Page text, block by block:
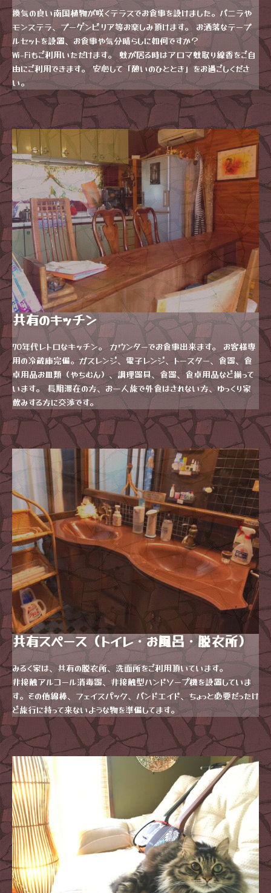
換気の良い南国植物が咲くテラスでお食事を設けました。バニラや
モンステラ、ブーゲンビリア等お楽しみ頂けます。 お洒落なテーブ
ルセットを設置、お食事や気分晴らしに如何ですか？
Wi-Fiもご利用いただけます。 蚊が居る時はアロマ蚊取り線香をご自
由にご利用できます。 安心して「憩いのひととき」をお過ごしくださ
い。
共有のキッチン
70年代レトロなキッチン。 カウンターでお食事出来ます。 お客様専
用の冷蔵庫完備。ガスレンジ、電子レンジ、トースター、食器、食
卓用品お皿類（やちむん）、調理器具、食器、食卓用品など揃って
います。 長期滞在の方、お一人旅で外食はされない方、ゆっくり家
飲みする方に交渉です。
共有スペース（トイレ・お風呂・脱衣所）
みるく家は、共有の脱衣所、洗面所をご利用頂いています。
非接触アルコール消毒器、非接触型ハンドソープ機を設置していま
す。その他綿棒、フェイスパック、バンドエイド、ちょっと必要だったけ
ど旅行に持って来ないような物を準備してます。